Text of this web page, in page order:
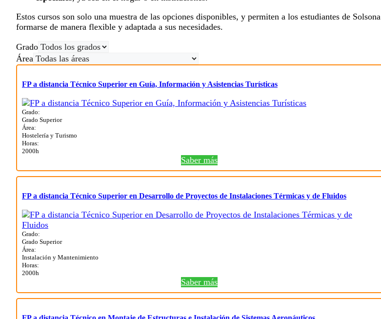
Estos cursos son solo una muestra de las opciones disponibles, y permiten a los estudiantes de Solsona
formarse de manera flexible y adaptada a sus necesidades.
Grado
Área
FP a distancia Técnico Superior en Guía, Información y Asistencias Turísticas
Grado:
Grado Superior
Área:
Hostelería y Turismo
Horas:
2000h
Saber más
FP a distancia Técnico Superior en Desarrollo de Proyectos de Instalaciones Térmicas y de Fluidos
Grado:
Grado Superior
Área:
Instalación y Mantenimiento
Horas:
2000h
Saber más